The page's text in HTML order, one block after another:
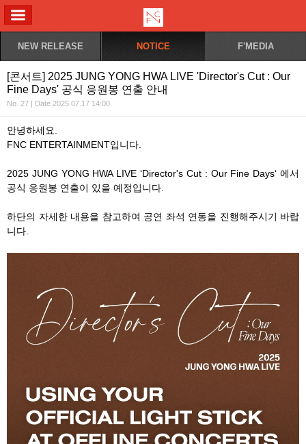
NEW RELEASE NOTICE F'MEDIA
[콘서트] 2025 JUNG YONG HWA LIVE 'Director's Cut : Our
Fine Days' 공식 응원봉 연출 안내
No. 27 | Date 2025.07.17 14:00
안녕하세요
FNC ENTERTAINMENT입니다
2025 JUNG YONG HWA LIVE ‘Director's Cut : Our Fine Days‘ 에서
공식 응원봉 연출이 있을 예정입니다
하단의 자세한 내용을 참고하여 공연 좌석 연동을 진행해주시기 바랍
니다